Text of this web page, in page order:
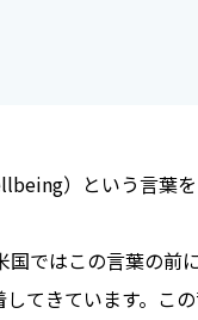
）という言葉
ではこの言葉の前
てきています。こ